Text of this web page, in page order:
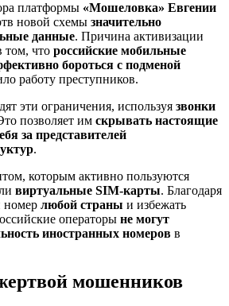
платформы «Мошеловка» Евгении
новой схемы значительно
данные. Причина активизации
том, что российские мобильные
бороться с подменой
работу преступников.
эти ограничения, используя звонки
позволяет им скрывать настоящие
за представителей
.
которым активно пользуются
виртуальные SIM-карты. Благодаря
номер любой страны и избежать
операторы не могут
иностранных номеров в
мошенников